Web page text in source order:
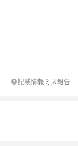
記載情報ミス報告